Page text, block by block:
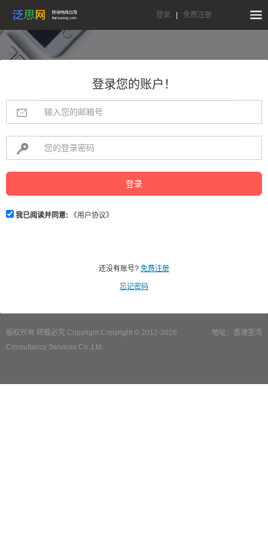
登录 免费注册
登录您的账户！
登录
我已阅读并同意: 《用户协议》
还没有账号? 免费注册
忘记密码
地址：香港荃湾
版权所有 转载必究 Copyright Copyright © 2012-2026
Consultancy Services Co.,Ltd